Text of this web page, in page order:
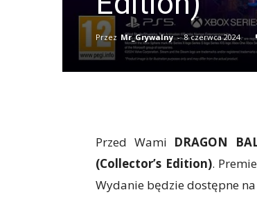
Przez Mr_Grywalny - 8 czerwca 2024
Przed Wami DRAGON
(Collector’s Edition).
Wydanie będzie dostępne na